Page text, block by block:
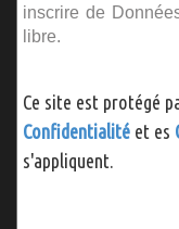
inscrire de
libre.
Ce site est protégé
Confidentialité et es
s'appliquent.